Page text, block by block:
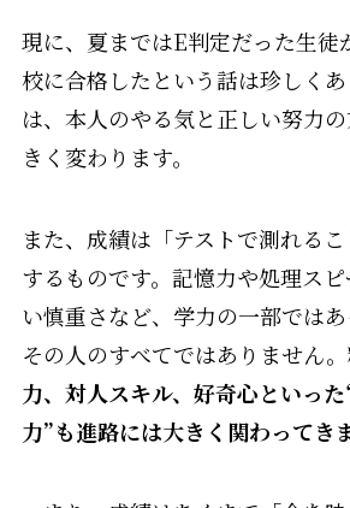
現に、夏まではE判定だった生徒
校に合格したという話は珍しく
は、本人のやる気と正しい努力
きく変わります。
また、成績は「テストで測れる
するものです。記憶力や処理ス
い慎重さなど、学力の一部では
その人のすべてではありません。
力、対人スキル、好奇心といっ
力”も進路には大きく関わってき